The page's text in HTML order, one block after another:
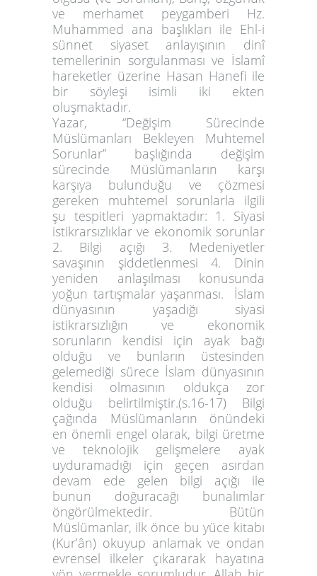
ve merhamet peygamberi Hz.
Muhammed ana başlıkları ile Ehl-i
sünnet siyaset anlayışının dinî
temellerinin sorgulanması ve İslamî
hareketler üzerine Hasan Hanefi ile
bir söyleşi isimli iki ekten
oluşmaktadır.
Yazar, “Değişim Sürecinde
Müslümanları Bekleyen Muhtemel
Sorunlar” başlığında değişim
sürecinde Müslümanların karşı
karşıya bulunduğu ve çözmesi
gereken muhtemel sorunlarla ilgili
şu tespitleri yapmaktadır: 1. Siyasi
istikrarsızlıklar ve ekonomik sorunlar
2. Bilgi açığı 3. Medeniyetler
savaşının şiddetlenmesi 4. Dinin
yeniden anlaşılması konusunda
yoğun tartışmalar yaşanması. İslam
dünyasının yaşadığı siyasi
istikrarsızlığın ve ekonomik
sorunların kendisi için ayak bağı
olduğu ve bunların üstesinden
gelemediği sürece İslam dünyasının
kendisi olmasının oldukça zor
olduğu belirtilmiştir.(s.16-17) Bilgi
çağında Müslümanların önündeki
en önemli engel olarak, bilgi üretme
ve teknolojik gelişmelere ayak
uyduramadığı için geçen asırdan
devam ede gelen bilgi açığı ile
bunun doğuracağı bunalımlar
öngörülmektedir. Bütün
Müslümanlar, ilk önce bu yüce kitabı
(Kur’ân) okuyup anlamak ve ondan
evrensel ilkeler çıkararak hayatına